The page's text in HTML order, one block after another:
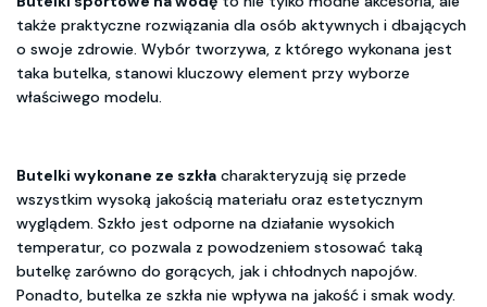
także praktyczne rozwiązania dla osób aktywnych i dbających
o swoje zdrowie. Wybór tworzywa, z którego wykonana jest
taka butelka, stanowi kluczowy element przy wyborze
właściwego modelu.
Butelki wykonane ze szkła charakteryzują się przede
wszystkim wysoką jakością materiału oraz estetycznym
wyglądem. Szkło jest odporne na działanie wysokich
temperatur, co pozwala z powodzeniem stosować taką
butelkę zarówno do gorących, jak i chłodnych napojów.
Ponadto, butelka ze szkła nie wpływa na jakość i smak wody.